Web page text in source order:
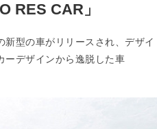
RES CAR」
型の車がリリースされ、デザイ
ーデザインから逸脱した車